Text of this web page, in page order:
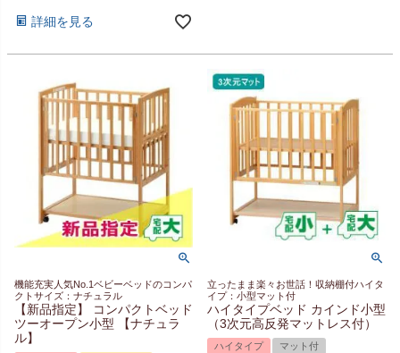
詳細を見る
機能充実人気No.1ベビーベッドのコンパ
クトサイズ：ナチュラル
【新品指定】 コンパクトベッド
ツーオープン小型 【ナチュラ
ル】
立ったまま楽々お世話！収納棚付ハイタ
イプ：小型マット付
ハイタイプベッド カインド小型
（3次元高反発マットレス付）
ハイタイプ マット付